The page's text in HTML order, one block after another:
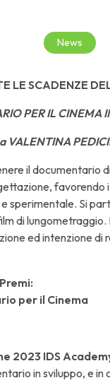
News
LE SCADENZE
PER IL CINEMA
VALENTINA
il documentario
sperimentale. Si
di
ed intenzione di
per il
Pedicini
2023 IDS
in sviluppo, e in